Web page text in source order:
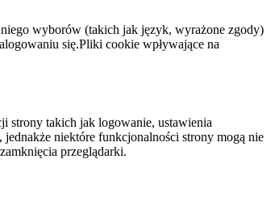
wyborów (takich jak język, wyrażone zgody)
się.Pliki cookie wpływające na
strony takich jak logowanie, ustawienia
niektóre funkcjonalności strony mogą nie
przeglądarki.